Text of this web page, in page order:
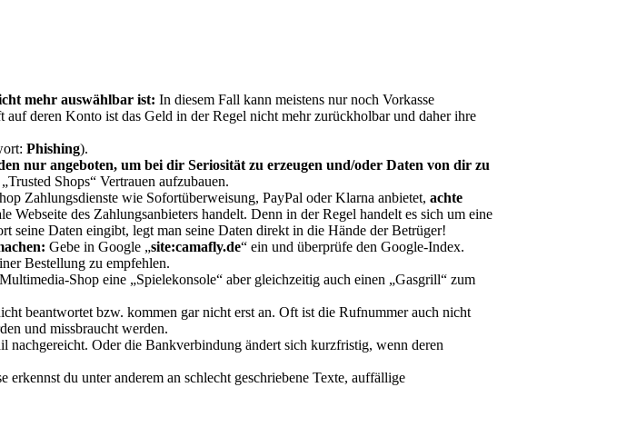
mehr auswählbar ist: In diesem Fall kann meistens nur noch Vorkasse
deren Konto ist das Geld in der Regel nicht mehr zurückholbar und daher ihre
Phishing).
nur angeboten, um bei dir Seriosität zu erzeugen und/oder Daten von dir zu
Shops“ Vertrauen aufzubauen.
Zahlungsdienste wie Sofortüberweisung, PayPal oder Klarna anbietet, achte
Webseite des Zahlungsanbieters handelt. Denn in der Regel handelt es sich um eine
seine Daten eingibt, legt man seine Daten direkt in die Hände der Betrüger!
Gebe in Google „site:camafly.de“ ein und überprüfe den Google-Index.
Bestellung zu empfehlen.
Shop eine „Spielekonsole“ aber gleichzeitig auch einen „Gasgrill“ zum
beantwortet bzw. kommen gar nicht erst an. Oft ist die Rufnummer auch nicht
und missbraucht werden.
Oder die Bankverbindung ändert sich kurzfristig, wenn deren
du unter anderem an schlecht geschriebene Texte, auffällige